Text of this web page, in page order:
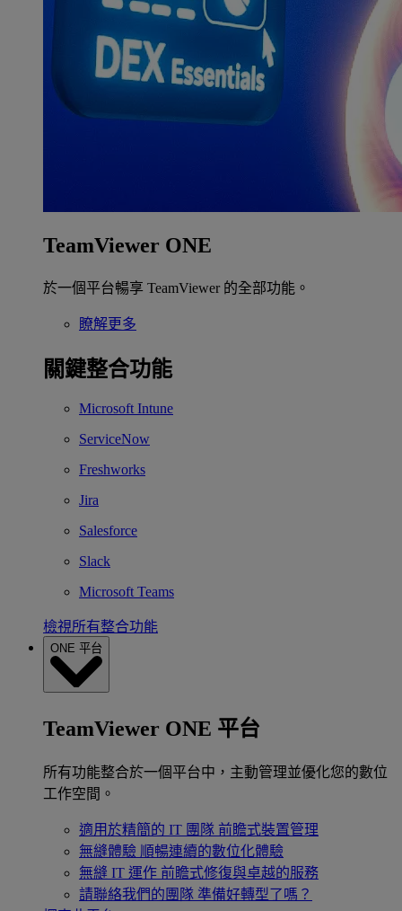
TeamViewer ONE
於一個平台暢享 TeamViewer 的全部功能。
瞭解更多
關鍵整合功能
Microsoft Intune
ServiceNow
Freshworks
Jira
Salesforce
Slack
Microsoft Teams
檢視所有整合功能
ONE 平台
TeamViewer ONE 平台
所有功能整合於一個平台中，主動管理並優化您的數位
工作空間。
適用於精簡的 IT 團隊 前瞻式裝置管理
無縫體驗 順暢連續的數位化體驗
無縫 IT 運作 前瞻式修復與卓越的服務
請聯絡我們的團隊 準備好轉型了嗎？